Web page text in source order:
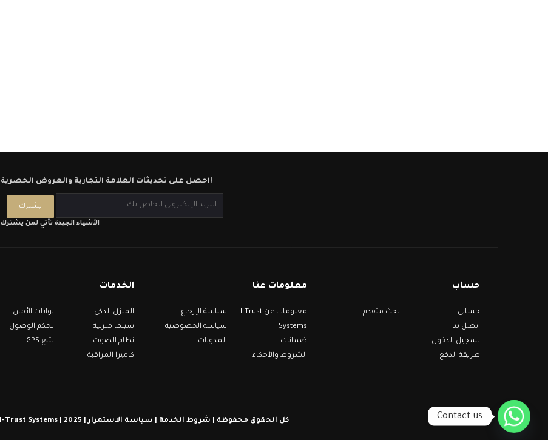
احصل على تحديثات العلامة التجارية والعروض الحصرية!
الأشياء الجيدة تأتي لمن يشترك
حساب
حسابي
اتصل بنا
تسجيل الدخول
طريقة الدفع
بحث متقدم
معلومات عنا
معلومات عن I-Trust
Systems
ضمانات
الشروط والأحكام
سياسة الإرجاع
سياسة الخصوصية
المدونات
الخدمات
المنزل الذكي
سينما منزلية
نظام الصوت
كاميرا المراقبة
بوابات الأمان
تحكم الوصول
تتبع GPS
كل الحقوق محفوظة | شروط الخدمة | سياسة الاستمرار | 2025 | I-Trust Systems © Contact us